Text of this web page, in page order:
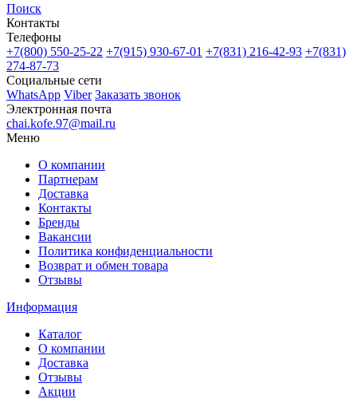
Поиск
Контакты
Телефоны
+7(800) 550-25-22 +7(915) 930-67-01 +7(831) 216-42-93 +7(831)
274-87-73
Социальные сети
WhatsApp Viber Заказать звонок
Электронная почта
chai.kofe.97@mail.ru
Меню
О компании
Партнерам
Доставка
Контакты
Бренды
Вакансии
Политика конфиденциальности
Возврат и обмен товара
Отзывы
Информация
Каталог
О компании
Доставка
Отзывы
Акции